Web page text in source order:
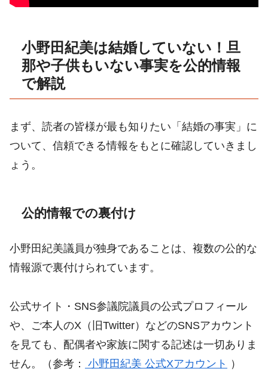
小野田紀美は結婚していない！旦
那や子供もいない事実を公的情報
で解説
まず、読者の皆様が最も知りたい「結婚の事実」に
ついて、信頼できる情報をもとに確認していきまし
ょう。
公的情報での裏付け
小野田紀美議員が独身であることは、複数の公的な
情報源で裏付けられています。
公式サイト・SNS参議院議員の公式プロフィール
や、ご本人のX（旧Twitter）などのSNSアカウント
を見ても、配偶者や家族に関する記述は一切ありま
せん。（参考：
小野田紀美 公式Xアカウント ）